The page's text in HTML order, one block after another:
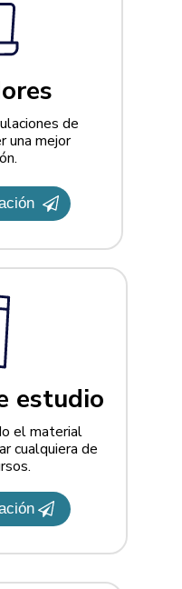
el material
cualquiera de
estudio
de
una mejor